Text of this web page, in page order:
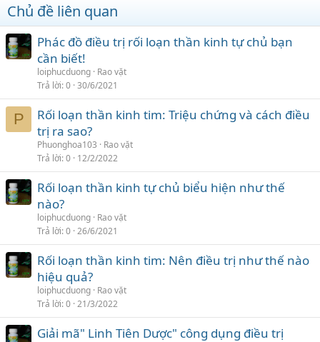
Chủ đề liên quan
Phác đồ điều trị rối loạn thần kinh tự chủ bạn
cần biết!
loiphucduong Rao vặt
Trả lời 0 30/6/2021
P
Rối loạn thần kinh tim: Triệu chứng và cách điều
trị ra sao?
Phuonghoa103
Rao vặt
Trả lời 0 12/2/2022
Rối loạn thần kinh tự chủ biểu hiện như thế
nào?
loiphucduong Rao vặt
Trả lời 0 26/6/2021
Rối loạn thần kinh tim: Nên điều trị như thế nào
hiệu quả?
loiphucduong Rao vặt
Trả lời 0 21/3/2022
Giải mã" Linh Tiên Dược" công dụng điều trị